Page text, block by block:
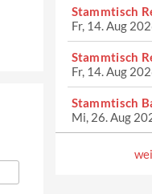
Stammtisch
Fr, 14. Aug
Stammtisch
Fr, 14. Aug
Stammtisch
Mi, 26. Aug